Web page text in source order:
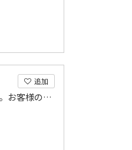
追加
寿司・会席・仕出し・ふぐ 手造りにこだわっています。お客様のご要望にお応えします